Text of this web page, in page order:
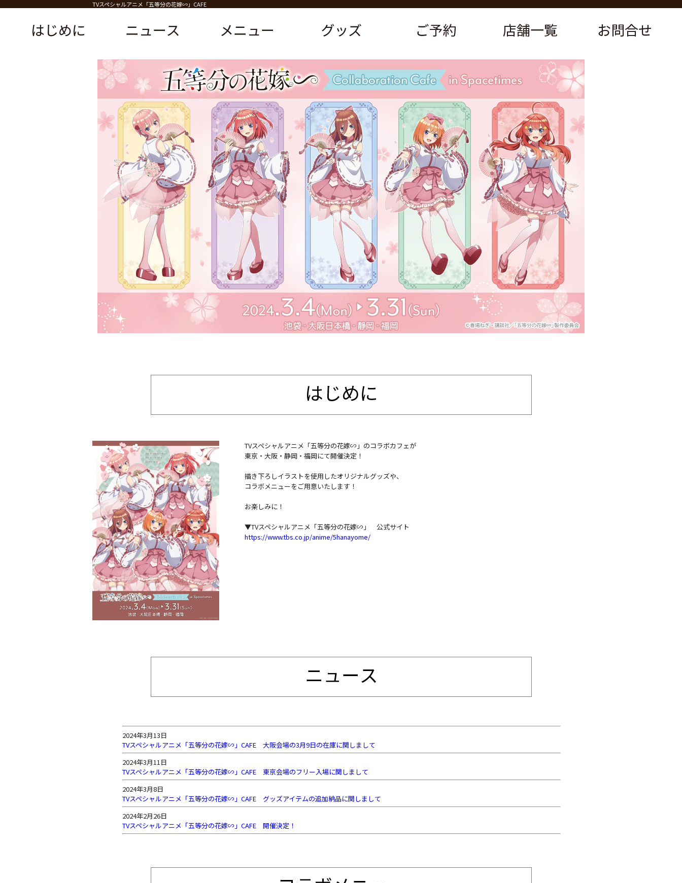
TVスペシャルアニメ「五等分の花嫁∽」CAFE
TVスペシャルアニメ「五等分の花嫁∽」のコラボカフェが
東京・大阪・静岡・福岡にて開催決定！
描き下ろしイラストを使用したオリジナルグッズや、
コラボメニューをご用意いたします！
お楽しみに！
▼TVスペシャルアニメ「五等分の花嫁∽」 公式サイト
https://www.tbs.co.jp/anime/5hanayome/
2024年3月13日
TVスペシャルアニメ「五等分の花嫁∽」CAFE 大阪会場の3月9日の在庫に関しまして
2024年3月11日
TVスペシャルアニメ「五等分の花嫁∽」CAFE 東京会場のフリー入場に関しまして
2024年3月8日
TVスペシャルアニメ「五等分の花嫁∽」CAFE グッズアイテムの追加納品に関しまして
2024年2月26日
TVスペシャルアニメ「五等分の花嫁∽」CAFE 開催決定！